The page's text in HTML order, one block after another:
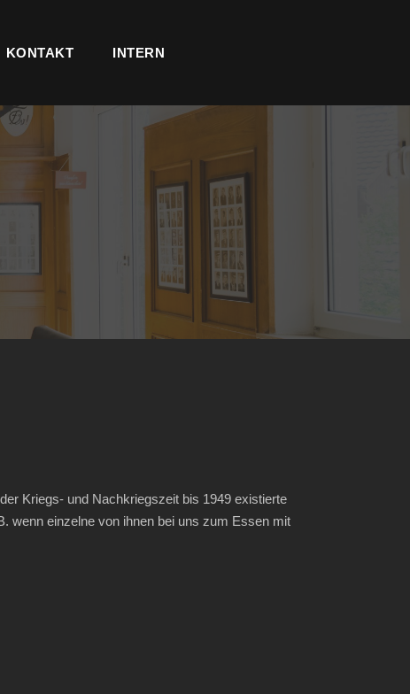
KONTAKT INTERN
Kriegs- und Nachkriegszeit bis 1949 existierte
wenn einzelne von ihnen bei uns zum Essen mit